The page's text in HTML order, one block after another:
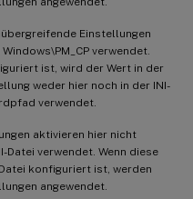
Einstellungen
verwendet.
ist, wird der Wert in der
weder hier noch in der INI-
verwendet.
aktivieren hier nicht
verwendet. Wenn diese
konfiguriert ist, werden
angewendet.